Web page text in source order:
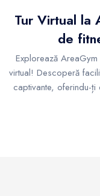
Tur Virtual la
de
Explorează
virtual! Descoperă
captivante, oferindu-